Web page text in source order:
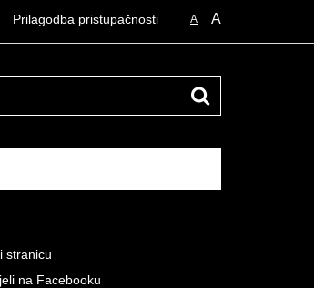
A A
Prilagodba pristupačnosti
stranicu
na Facebooku